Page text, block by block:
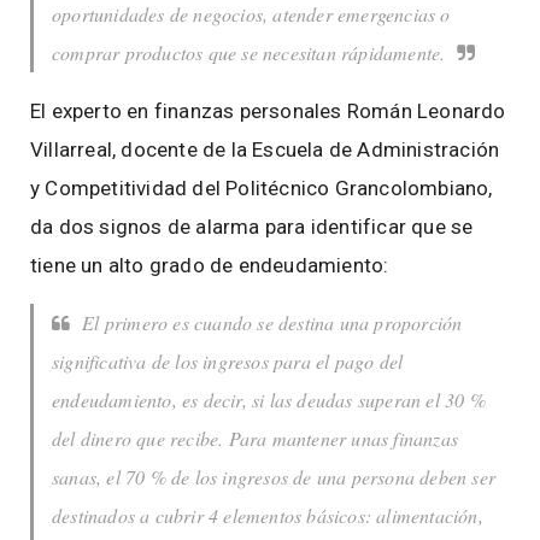
oportunidades de negocios, atender emergencias o
comprar productos que se necesitan rápidamente.
El experto en finanzas personales Román Leonardo
Villarreal, docente de la Escuela de Administración
y Competitividad del Politécnico Grancolombiano,
da dos signos de alarma para identificar que se
tiene un alto grado de endeudamiento:
El primero es cuando se destina una proporción
significativa de los ingresos para el pago del
endeudamiento, es decir, si las deudas superan el 30 %
del dinero que recibe. Para mantener unas finanzas
sanas, el 70 % de los ingresos de una persona deben ser
destinados a cubrir 4 elementos básicos: alimentación,